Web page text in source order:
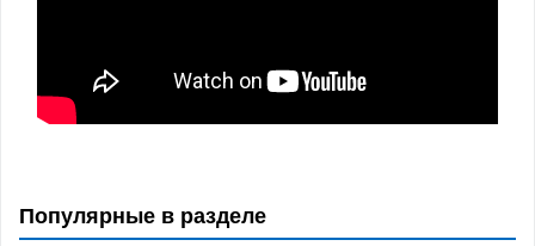
Популярные в разделе